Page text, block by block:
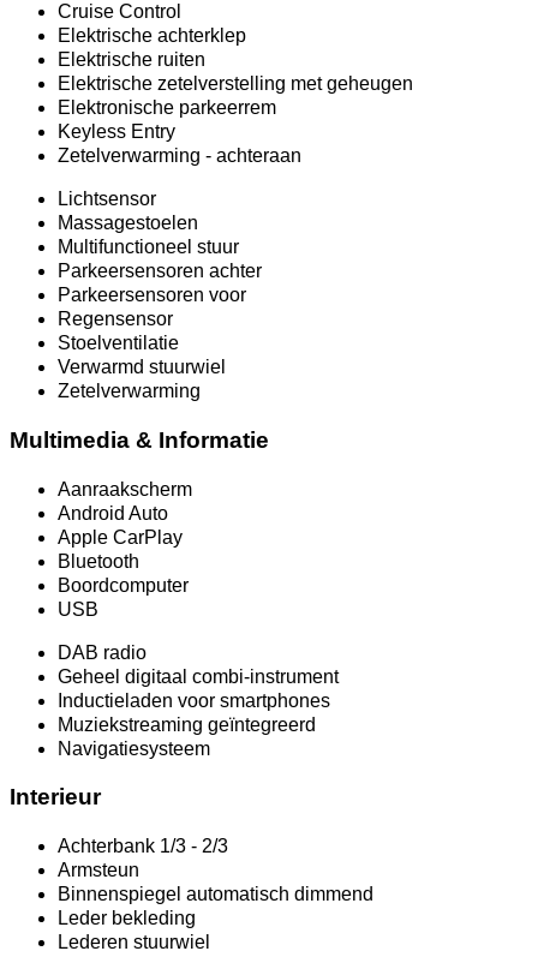
Cruise Control
Elektrische achterklep
Elektrische ruiten
Elektrische zetelverstelling met geheugen
Elektronische parkeerrem
Keyless Entry
Zetelverwarming - achteraan
Lichtsensor
Massagestoelen
Multifunctioneel stuur
Parkeersensoren achter
Parkeersensoren voor
Regensensor
Stoelventilatie
Verwarmd stuurwiel
Zetelverwarming
Multimedia & Informatie
Aanraakscherm
Android Auto
Apple CarPlay
Bluetooth
Boordcomputer
USB
DAB radio
Geheel digitaal combi-instrument
Inductieladen voor smartphones
Muziekstreaming geïntegreerd
Navigatiesysteem
Interieur
Achterbank 1/3 - 2/3
Armsteun
Binnenspiegel automatisch dimmend
Leder bekleding
Lederen stuurwiel